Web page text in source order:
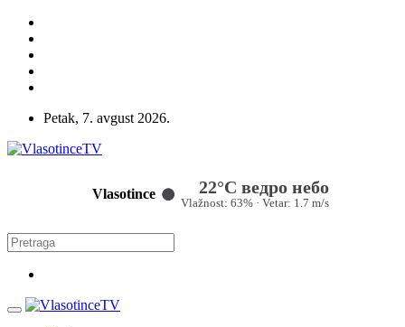
Petak, 7. avgust 2026.
Vlasotince 22°C ведро небо
Vlažnost: 63% · Vetar: 1.7 m/s